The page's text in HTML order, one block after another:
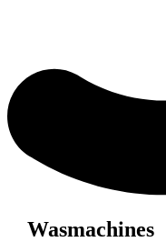
Wasmachines